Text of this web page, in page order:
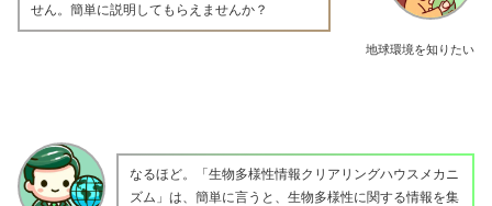
地球環境を知りたい
せん。簡単に説明してもらえませんか？
なるほど。「生物多様性情報クリアリングハウスメカニ
ズム」は、簡単に言うと、生物多様性に関する情報を集